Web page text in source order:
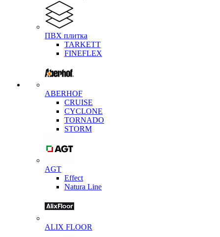
ПВХ плитка
TARKETT
FINEFLEX
ABERHOF
CRUISE
CYCLONE
TORNADO
STORM
AGT
Effect
Natura Line
ALIX FLOOR